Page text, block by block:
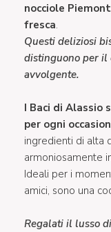
nocciole
fresca.
Questi deliziosi
distinguono per il
avvolgente.
I Baci di
per ogni
ingredienti di alta
armoniosamente
Ideali per i
amici, sono una
Regalati il lusso